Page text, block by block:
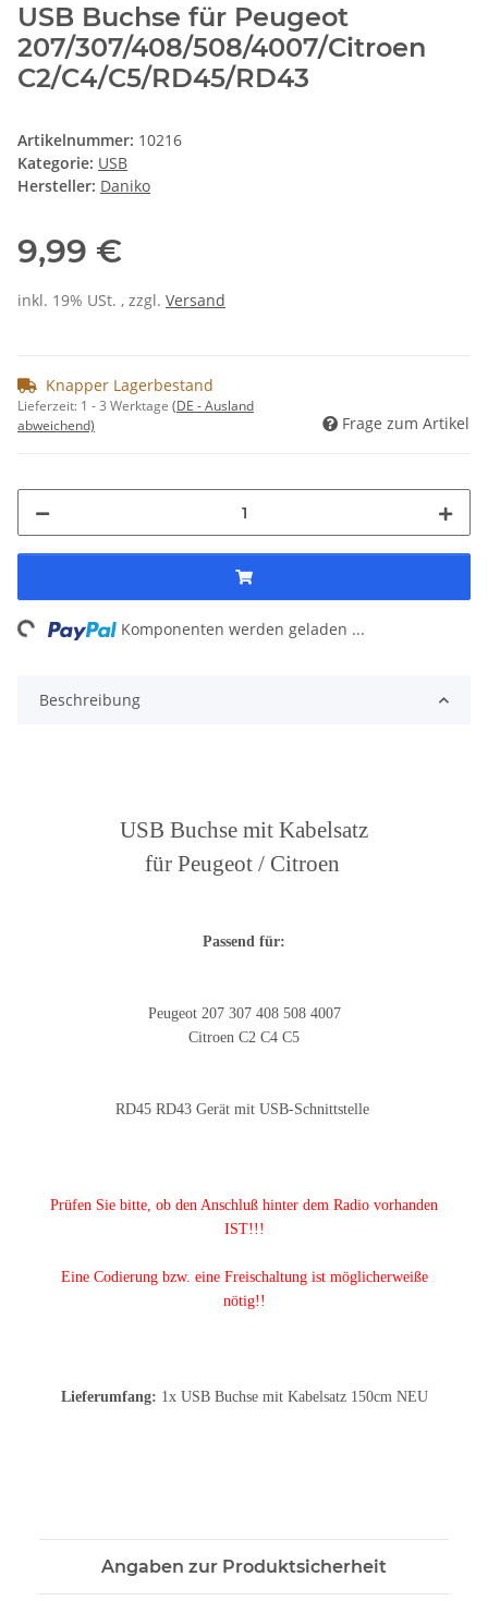
USB Buchse für Peugeot
207/307/408/508/4007/Citroen
C2/C4/C5/RD45/RD43
Artikelnummer: 10216
Kategorie: USB
Hersteller: Daniko
9,99 €
inkl. 19% USt. , zzgl. Versand
Knapper Lagerbestand
Lieferzeit: 1 - 3 Werktage (DE - Ausland
abweichend)
Frage zum Artikel
Komponenten werden geladen ...
Beschreibung
USB Buchse mit Kabelsatz
für Peugeot / Citroen
Passend für:
Peugeot 207 307 408 508 4007
Citroen C2 C4 C5
RD45 RD43 Gerät mit USB-Schnittstelle
Prüfen Sie bitte, ob den Anschluß hinter dem Radio vorhanden
IST!!!
Eine Codierung bzw. eine Freischaltung ist möglicherweiße
nötig!!
Lieferumfang: 1x USB Buchse mit Kabelsatz 150cm NEU
Angaben zur Produktsicherheit